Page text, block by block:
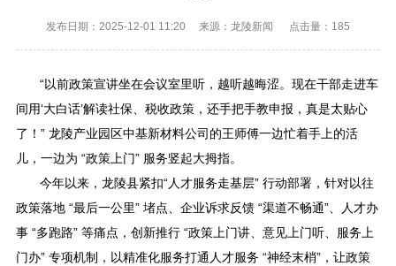
发布日期：2025-12-01 11:20 来源：龙陵新闻 点击量： 185
“以前政策宣讲坐在会议室里听，越听越晦涩。现在干部走进车
间用‘大白话’解读社保、税收政策，还手把手教申报，真是太贴心
了！” 龙陵产业园区中基新材料公司的王师傅一边忙着手上的活
儿，一边为 “政策上门” 服务竖起大拇指。
今年以来，龙陵县紧扣“人才服务走基层” 行动部署，针对以往
政策落地 “最后一公里” 堵点、企业诉求反馈 “渠道不畅通”、人才办
事 “多跑路” 等痛点，创新推行 “政策上门讲、意见上门听、服务上
门办” 专项机制，以精准化服务打通人才服务 “神经末梢”，让政策